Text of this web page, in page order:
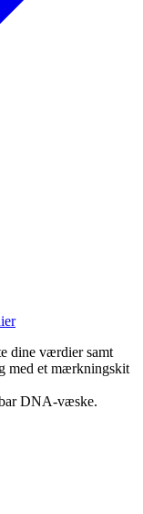
dine værdier samt
med et mærkningskit
DNA-væske.